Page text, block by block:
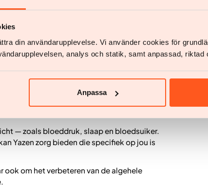
din användarupplevelse. Vi använder cookies för
analys och statik, samt anpassad, riktad
Anpassa
bij leefstijlverandering. Onderzoek toont aan
doelen — belangrijk is voor succesvol
monitoring eenvoudig en motiverend maken.
stap voor stap nieuwe gewoonten op te
van het klinische team van Yazen.
een holistische
— zoals bloeddruk, slaap en bloedsuiker.
Yazen zorg bieden die specifiek op jou is
om het verbeteren van de algehele